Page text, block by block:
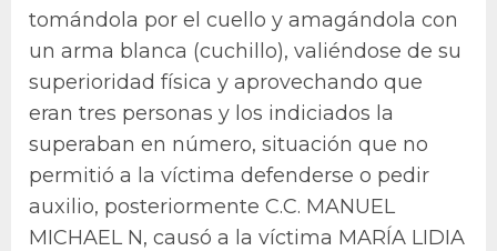
tomándola por el cuello y amagándola con
un arma blanca (cuchillo), valiéndose de su
superioridad física y aprovechando que
eran tres personas y los indiciados la
superaban en número, situación que no
permitió a la víctima defenderse o pedir
auxilio, posteriormente C.C. MANUEL
MICHAEL N, causó a la víctima MARÍA LIDIA